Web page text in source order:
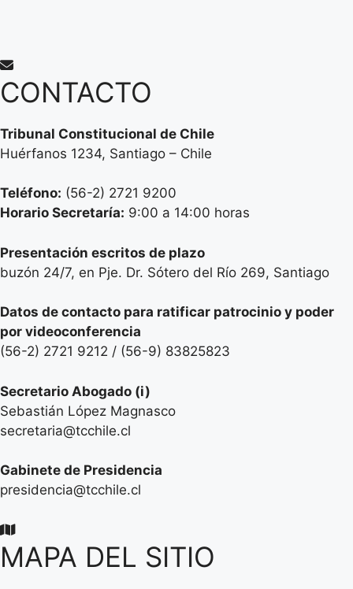
CONTACTO
Tribunal Constitucional de Chile
Huérfanos 1234, Santiago – Chile
Teléfono: (56-2) 2721 9200
Horario Secretaría: 9:00 a 14:00 horas
Presentación escritos de plazo
buzón 24/7, en Pje. Dr. Sótero del Río 269, Santiago
Datos de contacto para ratificar patrocinio y poder
por videoconferencia
(56-2) 2721 9212 / (56-9) 83825823
Secretario Abogado (i)
Sebastián López Magnasco
secretaria@tcchile.cl
Gabinete de Presidencia
presidencia@tcchile.cl
MAPA DEL SITIO